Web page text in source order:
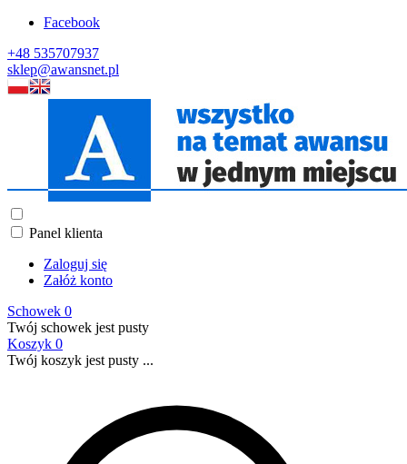
Facebook
+48 535707937
sklep@awansnet.pl
Panel klienta
Zaloguj się
Załóż konto
Schowek 0
Twój schowek jest pusty
Koszyk 0
Twój koszyk jest pusty ...